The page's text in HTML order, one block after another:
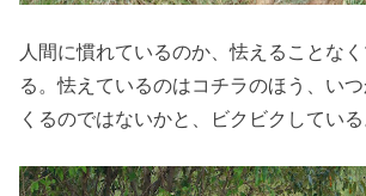
人間に慣れているのか、怯えることな
る。怯えているのはコチラのほう、い
くるのではないかと、ビクビクしている